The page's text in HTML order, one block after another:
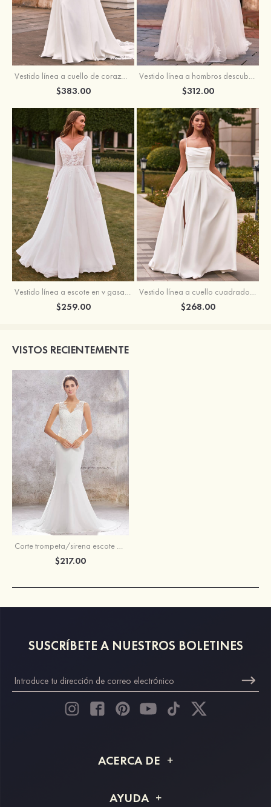
Vestido línea a cuello de corazón satén cola de capilla vestido de novia
$383.00
Vestido línea a hombros descubiertos tul cola de corte vestido de novia
$312.00
Vestido línea a escote en v gasa cola de barrido vestido de novia
$259.00
Vestido línea a cuello cuadrado crepé elástico cola de barrido vestido de novia
$268.00
VISTOS RECIENTEMENTE
Corte trompeta/sirena escote en v gasa encaje tren de la corte
$217.00
SUSCRÍBETE A NUESTROS BOLETINES
ACERCA DE
Información de envío
AYUDA